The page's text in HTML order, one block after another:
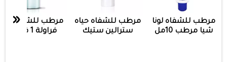
مرطب للشفاه لونا
شيا مرطب 10مل
مرطب للشفاه حياه
سترالين ستيك
مرطب للشفاه لونا
فراولة 1 قطعة
«